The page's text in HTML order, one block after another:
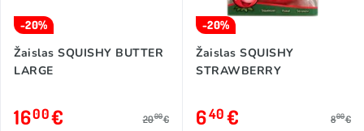
-20%
Žaislas SQUISHY BUTTER
LARGE
1600€ 2000€
-20%
Žaislas SQUISHY
STRAWBERRY
640€ 800€